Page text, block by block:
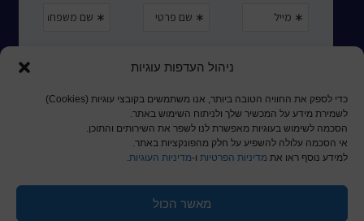
ניהול העדפות עוגיות
כדי לספק את החוויה הטובה ביותר, אנו משתמשים בקובצי עוגיות (Cookies)
לשמירת מידע על המכשיר שלך ולניתוח השימוש באתר.
הסכמה לשימוש בעוגיות מאפשרת לנו לשפר את השירותים והתוכן.
אי הסכמה עלולה להשפיע על חלק מהפונקציות באתר.
למידע נוסף ראו את מדיניות הפרטיות ו-מדיניות העוגיות.
מאשר הכול
© כל הזכויות שמורות לכותר ראשון